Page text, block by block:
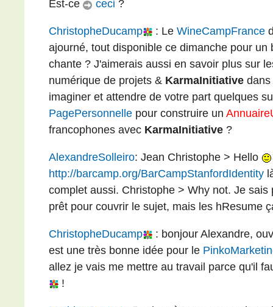
Est-ce
ceci ?
ChristopheDucamp : Le WineCampFrance
ajourné, tout disponible ce dimanche pour
chante ? J'aimerais aussi en savoir plus sur
numérique de projets & KarmaInitiative
imaginer et attendre de votre part quelques
PagePersonnelle pour construire un
francophones avec KarmaInitiative ?
AlexandreSolleiro: Jean Christophe > Hello
http://barcamp.org/BarCampStanfordIdentity
complet aussi. Christophe > Why not. Je
prêt pour couvrir le sujet, mais les hResume
ChristopheDucamp
: bonjour Alexandre,
est une très bonne idée pour le
allez je vais me mettre au travail parce qu'il
!